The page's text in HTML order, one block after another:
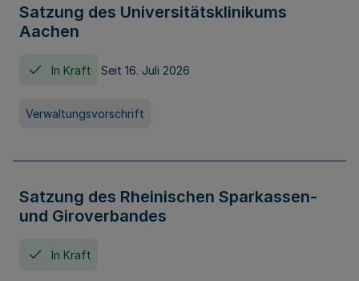
Satzung des Universitätsklinikums
Aachen
In Kraft Seit 16. Juli 2026
Verwaltungsvorschrift
Satzung des Rheinischen Sparkassen-
und Giroverbandes
In Kraft